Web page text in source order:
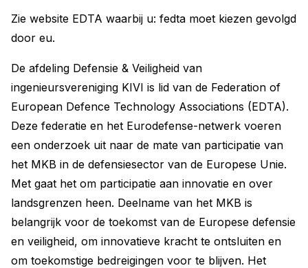
Zie website EDTA waarbij u: fedta moet kiezen gevolgd
door eu.
De afdeling Defensie & Veiligheid van
ingenieursvereniging KIVI is lid van de Federation of
European Defence Technology Associations (EDTA).
Deze federatie en het Eurodefense-netwerk voeren
een onderzoek uit naar de mate van participatie van
het MKB in de defensiesector van de Europese Unie.
Met gaat het om participatie aan innovatie en over
landsgrenzen heen. Deelname van het MKB is
belangrijk voor de toekomst van de Europese defensie
en veiligheid, om innovatieve kracht te ontsluiten en
om toekomstige bedreigingen voor te blijven. Het